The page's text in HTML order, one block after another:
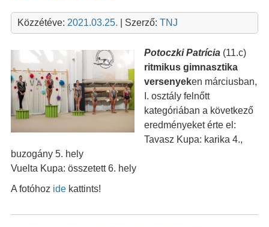
Közzétéve: 2021.03.25. | Szerző: TNJ
Potoczki Patrícia(11.c)
ritmikus gimnasztika
versenyeken márciusban,
I. osztály felnőtt
kategóriában a következő
eredményeket érte el:
Tavasz Kupa: karika 4.,
buzogány 5. hely
Vuelta Kupa: összetett 6. hely
A fotóhoz idekattints!